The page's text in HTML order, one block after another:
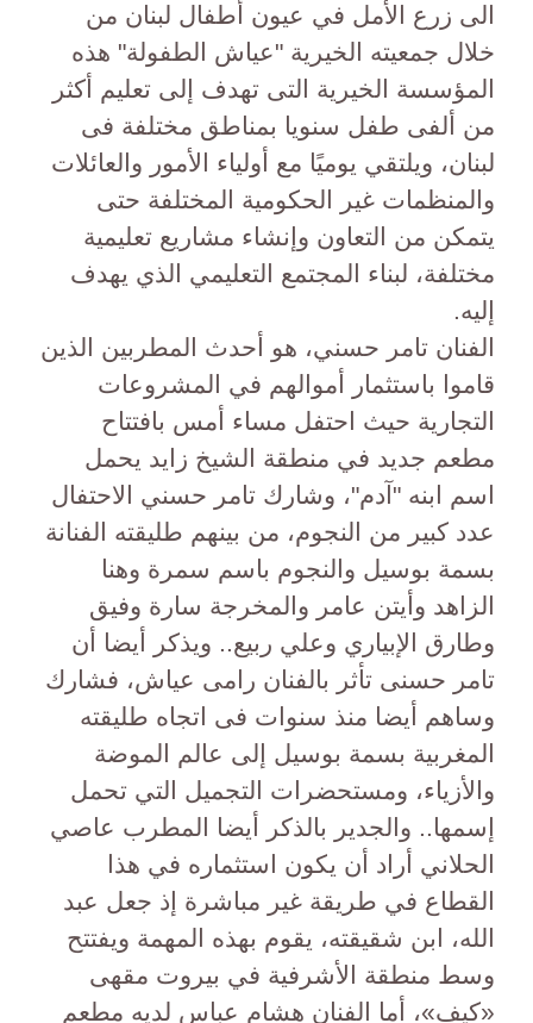
الى زرع الأمل في عيون أطفال لبنان من
خلال جمعيته الخيرية "عياش الطفولة" هذه
المؤسسة الخيرية التى تهدف إلى تعليم أكثر
من ألفى طفل سنويا بمناطق مختلفة فى
لبنان، ويلتقي يوميًا مع أولياء الأمور والعائلات
والمنظمات غير الحكومية المختلفة حتى
يتمكن من التعاون وإنشاء مشاريع تعليمية
مختلفة، لبناء المجتمع التعليمي الذي يهدف
إليه.
الفنان تامر حسني، هو أحدث المطربين الذين
قاموا باستثمار أموالهم في المشروعات
التجارية حيث احتفل مساء أمس بافتتاح
مطعم جديد في منطقة الشيخ زايد يحمل
اسم ابنه "آدم"، وشارك تامر حسني الاحتفال
عدد كبير من النجوم، من بينهم طليقته الفنانة
بسمة بوسيل والنجوم باسم سمرة وهنا
الزاهد وأيتن عامر والمخرجة سارة وفيق
وطارق الإبياري وعلي ربيع.. ويذكر أيضا أن
تامر حسنى تأثر بالفنان رامى عياش، فشارك
وساهم أيضا منذ سنوات فى اتجاه طليقته
المغربية بسمة بوسيل إلى عالم الموضة
والأزياء، ومستحضرات التجميل التي تحمل
إسمها.. والجدير بالذكر أيضا المطرب عاصي
الحلاني أراد أن يكون استثماره في هذا
القطاع في طريقة غير مباشرة إذ جعل عبد
الله، ابن شقيقته، يقوم بهذه المهمة ويفتتح
وسط منطقة الأشرفية في بيروت مقهى
«كيف»، أما الفنان هشام عباس لديه مطعم